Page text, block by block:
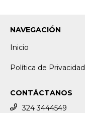
NAVEGACIÓN
Inicio
Política de Privacidad
CONTÁCTANOS
324 3444549